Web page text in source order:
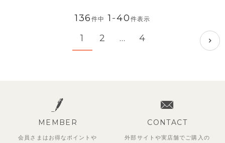
136件中 1 -40 件表示
1 2 … 4
MEMBER
会員さまはお得なポイントや
CONTACT
外部サイトや実店舗でご購入の